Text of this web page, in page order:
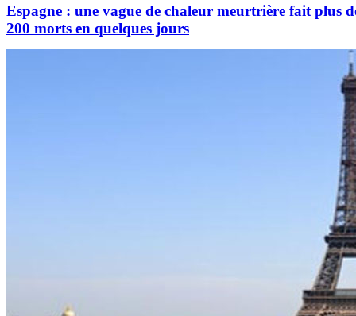
Espagne : une vague de chaleur meurtrière fait plus
200 morts en quelques jours